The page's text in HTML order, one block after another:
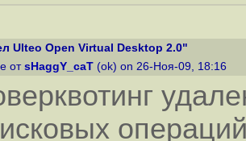
Ulteo Open Virtual Desktop 2.0"
от sHaggY_caT (ok) on 26-Ноя-09, 18:16